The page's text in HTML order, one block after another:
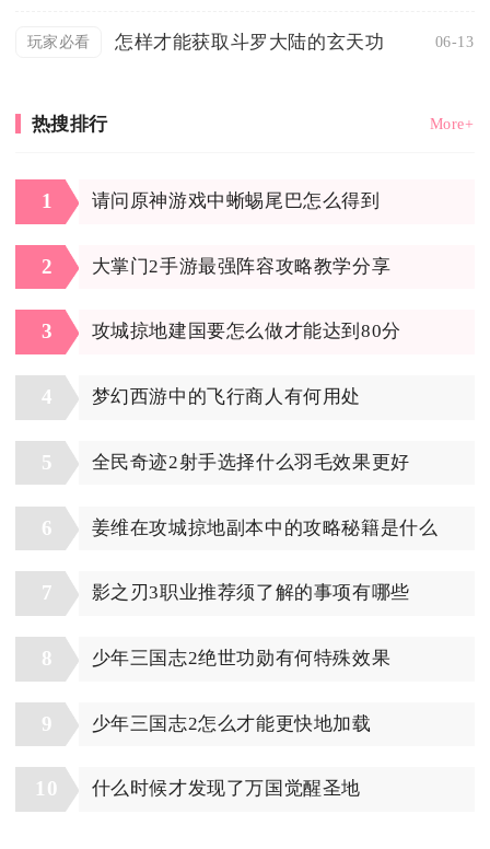
玩家必看 怎样才能获取斗罗大陆的玄天功 06-13
热搜排行 More+
1 请问原神游戏中蜥蜴尾巴怎么得到
2 大掌门2手游最强阵容攻略教学分享
3 攻城掠地建国要怎么做才能达到80分
4 梦幻西游中的飞行商人有何用处
5 全民奇迹2射手选择什么羽毛效果更好
6 姜维在攻城掠地副本中的攻略秘籍是什么
7 影之刃3职业推荐须了解的事项有哪些
8 少年三国志2绝世功勋有何特殊效果
9 少年三国志2怎么才能更快地加载
10 什么时候才发现了万国觉醒圣地